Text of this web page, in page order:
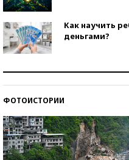
Как научить
деньгами?
ФОТОИСТОРИИ